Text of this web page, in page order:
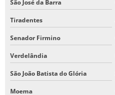
São José da Barra
Tiradentes
Senador Firmino
Verdelândia
São João Batista do Glória
Moema